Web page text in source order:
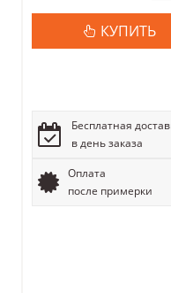
КУПИТЬ
Бесплатная
в день заказа
Оплата
после примерки